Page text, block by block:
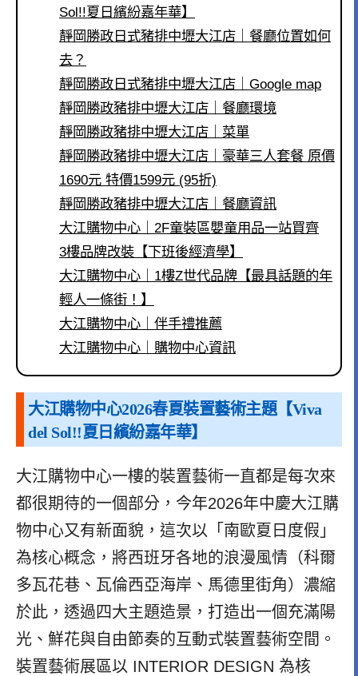
Sol!!夏日繽紛嘉年華】
靜岡勝政日式豬排中壢大江店｜餐廳位置如何
去？
靜岡勝政日式豬排中壢大江店｜Google map
靜岡勝政豬排中壢大江店｜餐廳環境
靜岡勝政豬排中壢大江店｜菜單
靜岡勝政豬排中壢大江店｜豪華三人套餐 原價
1690元 特價1599元 (95折)
靜岡勝政豬排中壢大江店｜餐廳資訊
大江購物中心｜2F童裝區嬰童用品一站買齊
3樓品牌改裝【下班後經濟學】
大江購物中心｜1樓Z世代品牌【最具話題的年
輕人一條街！】
大江購物中心｜伴手禮推薦
大江購物中心｜購物中心資訊
大江購物中心2026春夏裝置藝術主題【Viva
del Sol!!夏日繽紛嘉年華】
大江購物中心一樓的裝置藝術一直都是每次來
都很期待的一個部分，今年2026年中慶大江購
物中心又有新面貌，這次以「南歐夏日度假」
為核心概念，將西班牙各地的浪漫風情（科爾
多瓦花巷、瓦倫西亞海岸、馬德里街角）濃縮
於此，透過四大主題造景，打造出一個充滿陽
光、鮮花與自由節奏的互動式裝置藝術空間。
裝置藝術展區以 INTERIOR DESIGN 為核